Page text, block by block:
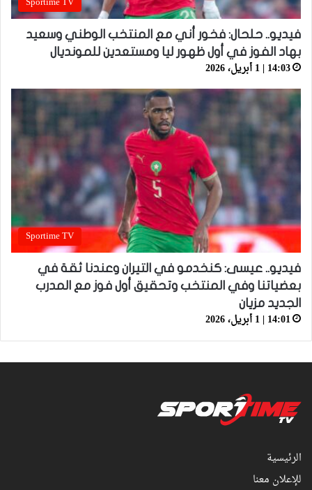
فيديو.. حلحال: فخور أني مع المنتخب الوطني وسعيد
بهاد الفوز في أول ظهور ليا ومستعدين للمونديال
14:03 | 1 أبريل، 2026
Sportime TV
فيديو.. عيسى: كنخدمو في التيران وعندنا ثقة في
بعضياتنا وفي المنتخب وتحقيق أول فوز مع المدرب
الجديد مزيان
14:01 | 1 أبريل، 2026
الرئيسية
للإعلان معنا